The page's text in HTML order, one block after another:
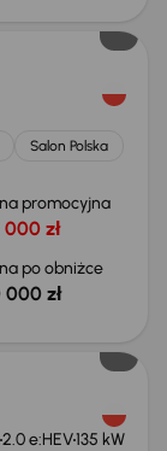
Salon Polska
promocyjna
000 zł
po obniżce
000 zł
2.0 e:HEV135 kW